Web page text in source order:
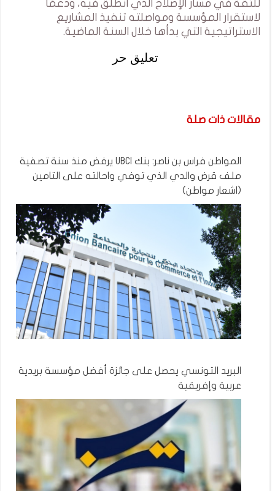
للثقة في مسار الإصلاح الذي انطلق فيه، ودعمًا
لاستقرار المؤسسة ومواصلته تنفيذ المشاريع
الاستراتيجية التي بدأها خلال السنة الماضية.
تعليق حر
مقالات ذات صلة
المواطن فراس بن ناصر: بنك UBCI يرفض منذ سنة تصفية
ملف قرض والدي الذي توفي واحالته على التامين
(اشعار مواطن)
البريد التونسي يحصل على جائزة أفضل مؤسسة بريدية
عربية وإفريقية